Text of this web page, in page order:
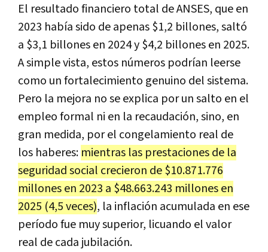
El resultado financiero total de ANSES, que en
2023 había sido de apenas $1,2 billones, saltó
a $3,1 billones en 2024 y $4,2 billones en 2025.
A simple vista, estos números podrían leerse
como un fortalecimiento genuino del sistema.
Pero la mejora no se explica por un salto en el
empleo formal ni en la recaudación, sino, en
gran medida, por el congelamiento real de
los haberes: mientras las prestaciones de la
seguridad social crecieron de $10.871.776
millones en 2023 a $48.663.243 millones en
2025 (4,5 veces), la inflación acumulada en ese
período fue muy superior, licuando el valor
real de cada jubilación.